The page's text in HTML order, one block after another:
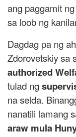
ang paggamit ng
sa loob ng
Dagdag pa ng
Zdorovetskiy sa
authorized
tulad ng
na selda.
nanatili lamang
araw mula